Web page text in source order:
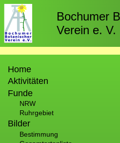
Direkt
zum
Inhalt
Bochumer
Verein e. V.
Home
Aktivitäten
Funde
NRW
Ruhrgebiet
Bilder
Bestimmung